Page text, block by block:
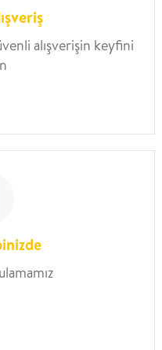
alışverişin keyfini